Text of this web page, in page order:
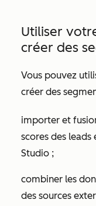
Utiliser
créer des
Vous pouvez
créer des
importer et
scores des leads
Studio ;
combiner les
des sources